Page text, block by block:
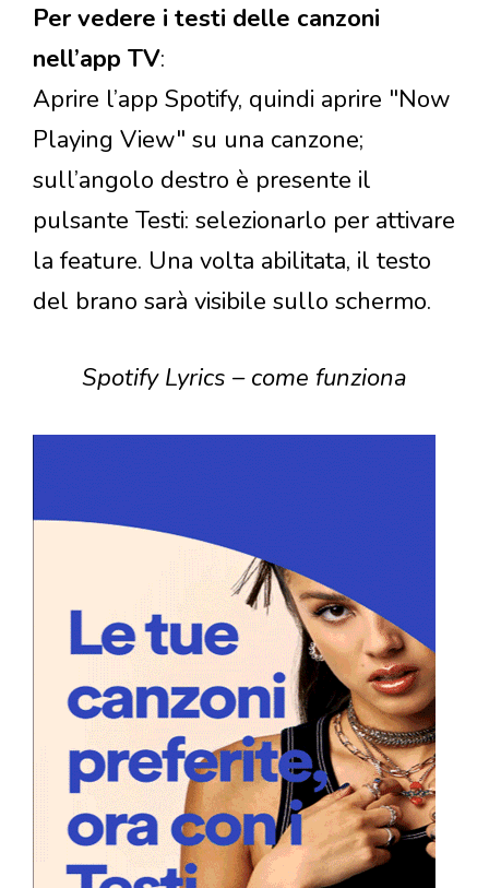
Per vedere i testi delle canzoni
nell’app TV:
Aprire l’app Spotify, quindi aprire "Now
Playing View" su una canzone;
sull’angolo destro è presente il
pulsante Testi: selezionarlo per attivare
la feature. Una volta abilitata, il testo
del brano sarà visibile sullo schermo.
Spotify Lyrics – come funziona